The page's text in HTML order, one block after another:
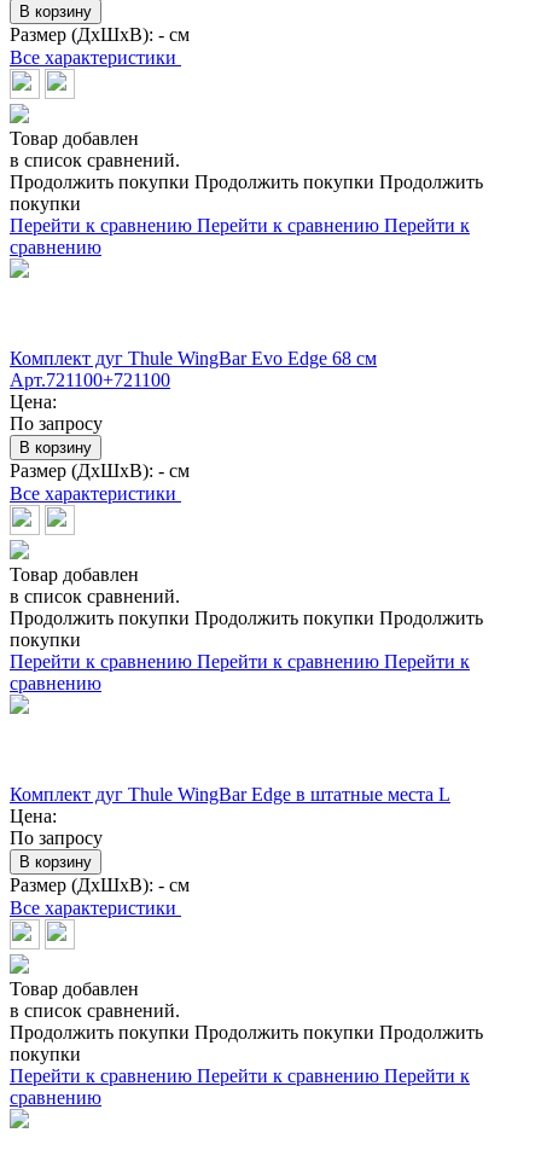
В корзину
Размер (ДхШхВ): - см
Все характеристики
Товар добавлен
в список сравнений.
Продолжить покупки Продолжить покупки Продолжить
покупки
Перейти к сравнению Перейти к сравнению Перейти к
сравнению
Комплект дуг Thule WingBar Evo Edge 68 см
Арт.721100+721100
Цена:
По запросу
В корзину
Размер (ДхШхВ): - см
Все характеристики
Товар добавлен
в список сравнений.
Продолжить покупки Продолжить покупки Продолжить
покупки
Перейти к сравнению Перейти к сравнению Перейти к
сравнению
Комплект дуг Thule WingBar Edge в штатные места L
Цена:
По запросу
В корзину
Размер (ДхШхВ): - см
Все характеристики
Товар добавлен
в список сравнений.
Продолжить покупки Продолжить покупки Продолжить
покупки
Перейти к сравнению Перейти к сравнению Перейти к
сравнению